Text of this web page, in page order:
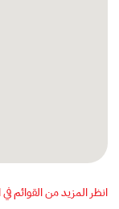
انظر المزيد من القوائم